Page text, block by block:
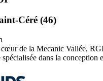
Céré (46)
cœur de la Mecanic Vallée,
spécialisée dans la conception